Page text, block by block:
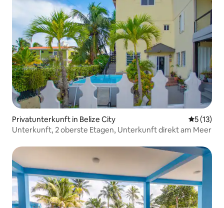
Privatunterkunft in Belize City
5 (13)
Unterkunft, 2 oberste Etagen, Unterkunft direkt am Meer